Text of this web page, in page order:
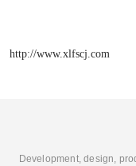
http://www.xlfscj.com
Development, design,